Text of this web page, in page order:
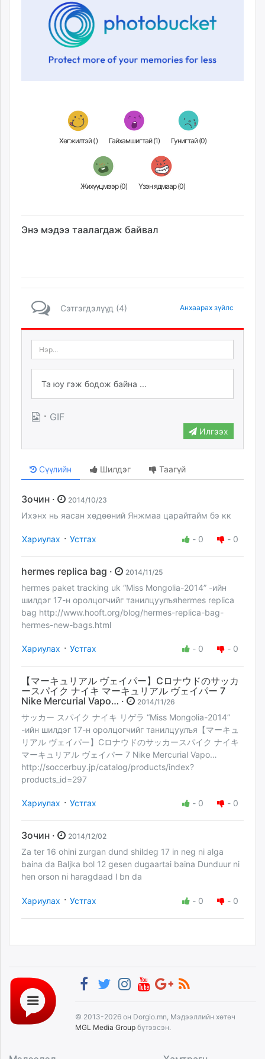
Хөгжилтэй () Гайхамшигтай (1) Гунигтай (0)
Жихүүцмээр (0) Үзэн ядмаар (0)
Энэ мэдээ таалагдаж байвал
Сэтгэгдэлүүд (4) Анхаарах зүйлс
· GIF
Илгээх
Сүүлийн Шилдэг Таагүй
Зочин · 2014/10/23
Ихэнх нь яасан хөдөөний Янжмаа царайтайм бэ кк
Хариулах · Устгах - 0 - 0
hermes replica bag · 2014/11/25
hermes paket tracking uk “Miss Mongolia-2014” -ийн
шилдэг 17-н оролцогчийг танилцуулъяhermes replica
bag http://www.hooft.org/blog/hermes-replica-bag-
hermes-new-bags.html
Хариулах · Устгах - 0 - 0
【マーキュリアル ヴェイパー】Cロナウドのサッカ
ースパイク ナイキ マーキュリアル ヴェイパー 7
Nike Mercurial Vapo… ·
2014/11/26
サッカー スパイク ナイキ リゲラ “Miss Mongolia-2014”
-ийн шилдэг 17-н оролцогчийг танилцуулъя【マーキュ
リアル ヴェイパー】Cロナウドのサッカースパイク ナイキ
マーキュリアル ヴェイパー 7 Nike Mercurial Vapo…
http://soccerbuy.jp/catalog/products/index?
products_id=297
Хариулах · Устгах - 0 - 0
Зочин · 2014/12/02
Za ter 16 ohini zurgan dund shildeg 17 in neg ni alga
baina da Baljka bol 12 gesen dugaartai baina Dunduur ni
hen orson ni haragdaad l bn da
Хариулах · Устгах - 0 - 0
© 2013-2026 он Dorgio.mn, Мэдээллийн хөтөч
MGL Media Group бүтээсэн.